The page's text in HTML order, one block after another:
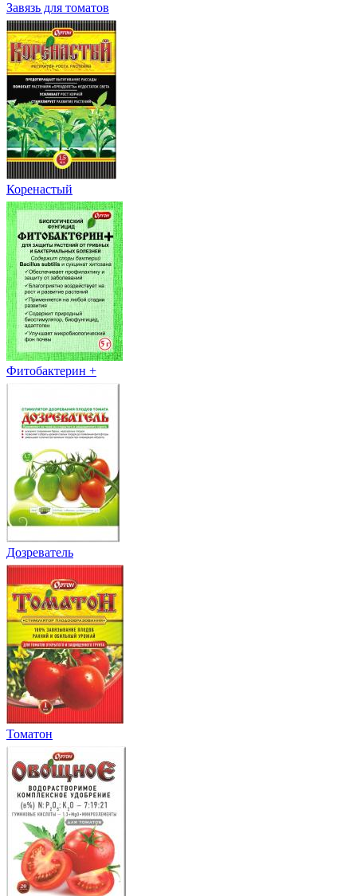
Завязь для томатов
Коренастый
Фитобактерин +
Дозреватель
Томатон